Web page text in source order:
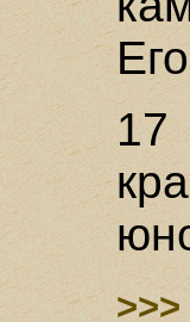
17
>>>